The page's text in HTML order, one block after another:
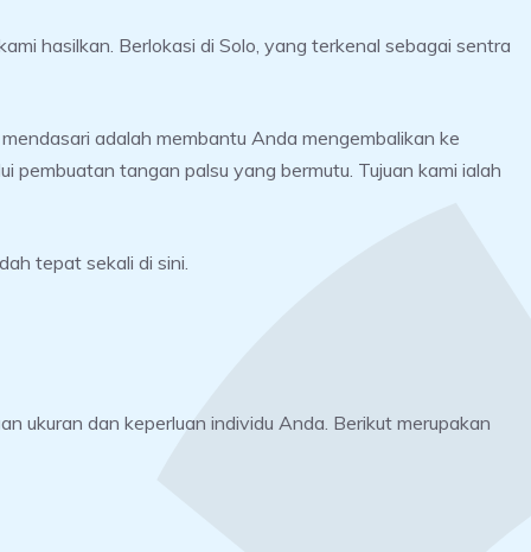
hasilkan. Berlokasi di Solo, yang terkenal sebagai sentra
adalah membantu Anda mengembalikan ke
tangan palsu yang bermutu. Tujuan kami ialah
tepat sekali di sini.
ukuran dan keperluan individu Anda. Berikut merupakan